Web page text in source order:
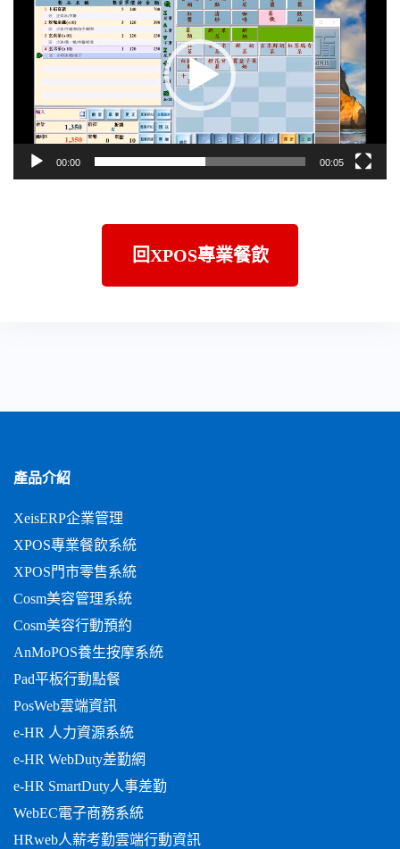
00:00 00:05
產品介紹
XeisERP企業管理
XPOS專業餐飲系統
XPOS門市零售系統
Cosm美容管理系統
Cosm美容行動預約
AnMoPOS養生按摩系統
Pad平板行動點餐
PosWeb雲端資訊
e-HR 人力資源系統
e-HR WebDuty差勤網
e-HR SmartDuty人事差勤
WebEC電子商務系統
HRweb人薪考勤雲端行動資訊